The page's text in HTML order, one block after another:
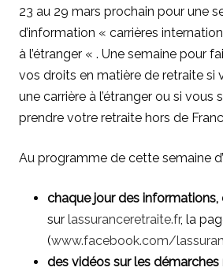
23 au 29 mars prochain pour une
d’information « carrières
à l’étranger « . Une semaine pour
vos droits en matière de retraite si
une carrière à l’étranger ou si vous
prendre votre retraite hors de
Au programme de cette semaine
chaque jour des informations,
sur lassuranceretraite.fr, la
(www.facebook.com/
des vidéos sur les démarches